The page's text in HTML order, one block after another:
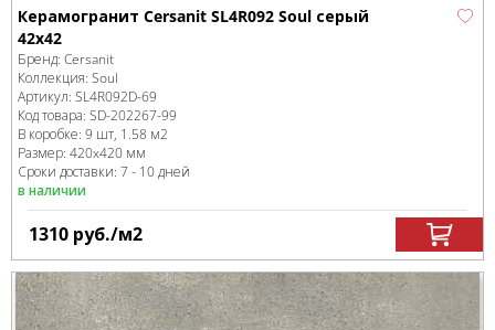
Керамогранит Cersanit SL4R092 Soul серый
42x42
Бренд: Cersanit
Коллекция: Soul
Артикул: SL4R092D-69
Код товара: SD-202267-99
В коробке: 9 шт, 1.58 м2
Размер: 420x420 мм
Сроки доставки: 7 - 10 дней
в наличии
1310 руб./м2